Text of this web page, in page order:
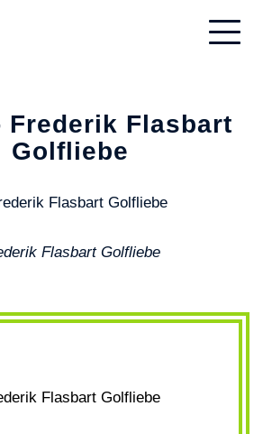
Frederik Flasbart
Golfliebe
Flasbart Golfliebe
Flasbart Golfliebe